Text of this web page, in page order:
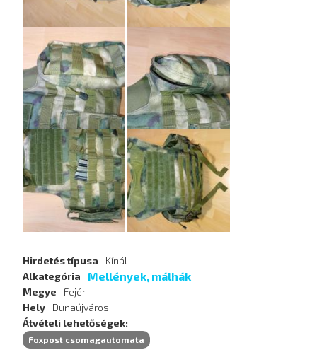
Hirdetés típusa
Kínál
Alkategória
Mellények, málhák
Megye
Fejér
Hely
Dunaújváros
Átvételi lehetőségek
Foxpost csomagautomata